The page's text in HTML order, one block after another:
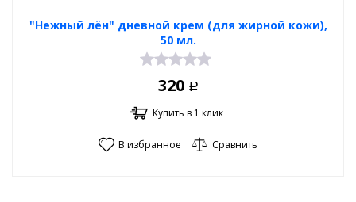
"Нежный лён" дневной крем (для жирной кожи),
50 мл.
320 Р
Купить в 1 клик
В избранное Сравнить